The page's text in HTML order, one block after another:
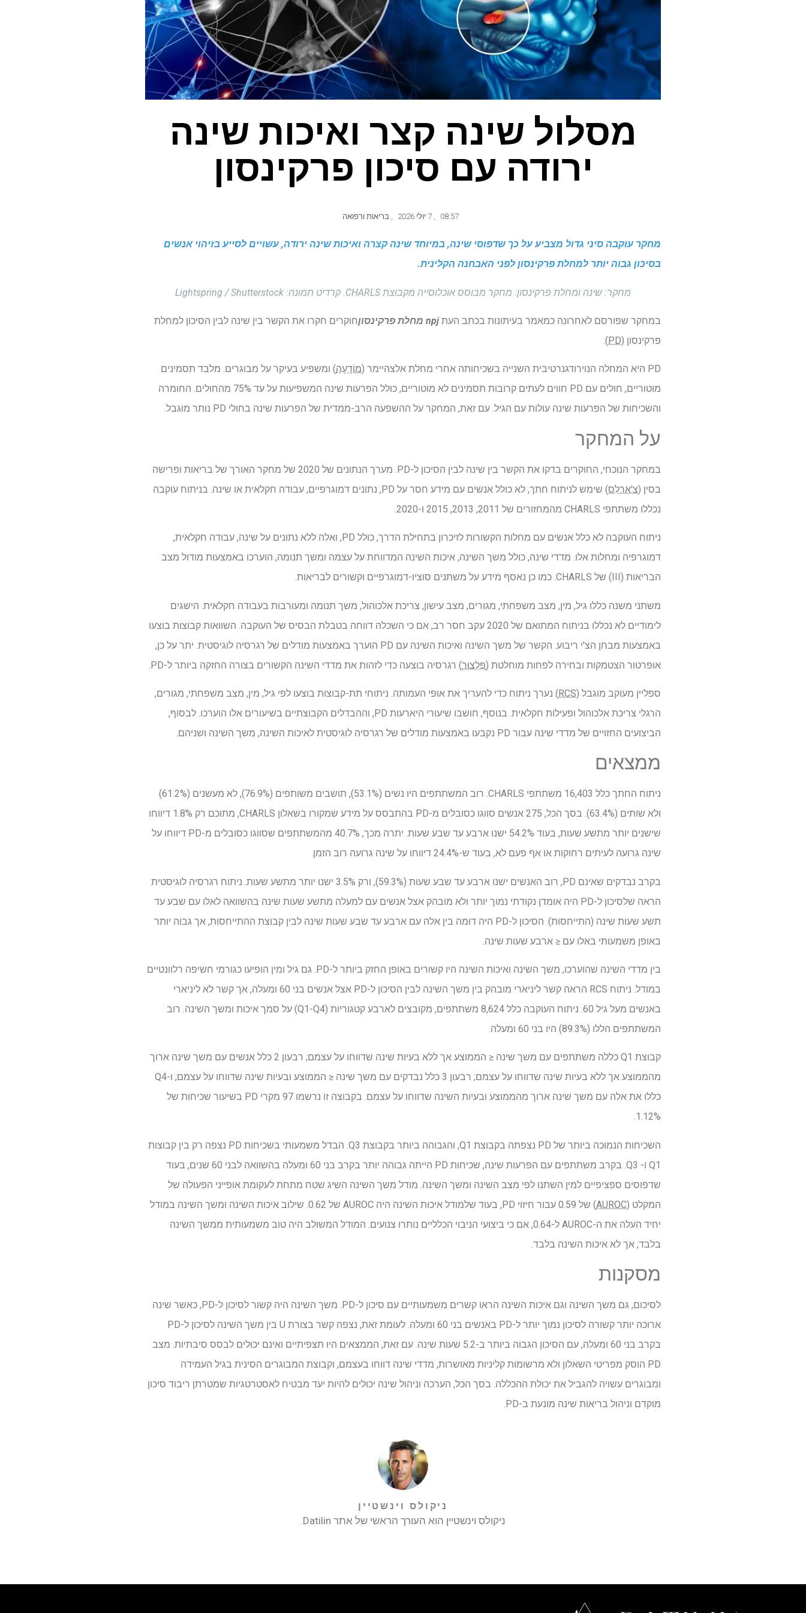
מסלול שינה קצר ואיכות שינה
ירודה עם סיכון פרקינסון
08:57
,
, בריאות ורפואה
מחקר עוקבה סיני גדול מצביע על כך שדפוסי שינה, במיוחד שינה קצרה ואיכות שינה ירודה, עשויים לסייע בזיהוי אנשים
בסיכון גבוה יותר למחלת פרקינסון לפני האבחנה הקלינית.
מחקר: שינה ומחלת פרקינסון: מחקר מבוסס אוכלוסייה מקבוצת CHARLS. קרדיט תמונה: Lightspring / Shutterstock
במחקר שפורסם לאחרונה כמאמר בעיתונות בכתב העת npj מחלת פרקינסון
חוקרים חקרו את הקשר בין שינה לבין הסיכון למחלת
פרקינסון (PD
).
PD היא המחלה הנוירודגנרטיבית השנייה בשכיחותה אחרי מחלת אלצהיימר ( מוֹדָעָה) ומשפיע בעיקר על מבוגרים. מלבד תסמינים
מוטוריים, חולים עם PD חווים לעתים קרובות תסמינים לא מוטוריים, כולל הפרעות שינה המשפיעות על עד 75% מהחולים. החומרה
והשכיחות של הפרעות שינה עולות עם הגיל. עם זאת, המחקר על ההשפעה הרב-ממדית של הפרעות שינה בחולי PD נותר מוגבל.
על המחקר
במחקר הנוכחי, החוקרים בדקו את הקשר בין שינה לבין הסיכון ל-PD. מערך הנתונים של 2020 של מחקר האורך של בריאות ופרישה
בסין (צ'ארלס
) שימש לניתוח חתך, לא כולל אנשים עם מידע חסר על PD, נתונים דמוגרפיים, עבודה חקלאית או שינה. בניתוח עוקבה
נכללו משתתפי CHARLS מהמחזורים של 2011, 2013, 2015 ו-2020.
ניתוח העוקבה לא כלל אנשים עם מחלות הקשורות לזיכרון בתחילת הדרך, כולל PD, ואלה ללא נתונים על שינה, עבודה חקלאית,
דמוגרפיה ומחלות אלו. מדדי שינה, כולל משך השינה, איכות השינה המדווחת על עצמה ומשך תנומה, הוערכו באמצעות מודול מצב
הבריאות (III) של CHARLS. כמו כן נאסף מידע על משתנים סוציו-דמוגרפיים וקשורים לבריאות.
משתני משנה כללו גיל, מין, מצב משפחתי, מגורים, מצב עישון, צריכת אלכוהול, משך תנומה ומעורבות בעבודה חקלאית. הישגים
לימודיים לא נכללו בניתוח המתואם של 2020 עקב חסר רב, אם כי השכלה דווחה בטבלת הבסיס של העוקבה. השוואות קבוצות בוצעו
באמצעות מבחן הצ'י ריבוע. הקשר של משך השינה ואיכות השינה עם PD הוערך באמצעות מודלים של רגרסיה לוגיסטית. יתר על כן,
אופרטור הצטמקות ובחירה לפחות מוחלטת (פְּלָצוּר) רגרסיה בוצעה כדי לזהות את מדדי השינה הקשורים בצורה החזקה ביותר ל-PD.
ספליין מעוקב מוגבל (RCS) נערך ניתוח כדי להעריך את אופי העמותה. ניתוחי תת-קבוצות בוצעו לפי גיל, מין, מצב משפחתי, מגורים,
הרגלי צריכת אלכוהול ופעילות חקלאית. בנוסף, חושבו שיעורי היארעות PD, וההבדלים הקבוצתיים בשיעורים אלו הוערכו. לבסוף,
הביצועים החזויים של מדדי שינה עבור PD נקבעו באמצעות מודלים של רגרסיה לוגיסטית לאיכות השינה, משך השינה ושניהם.
ממצאים
ניתוח החתך כלל 16,403 משתתפי CHARLS. רוב המשתתפים היו נשים (53.1%), תושבים משותפים (76.9%), לא מעשנים (61.2%)
ולא שותים (63.4%). בסך הכל, 275 אנשים סווגו כסובלים מ-PD בהתבסס על מידע שמקורו בשאלון CHARLS, מתוכם רק 1.8% דיווחו
שישנים יותר מתשע שעות, בעוד 54.2% ישנו ארבע עד שבע שעות. יתרה מכך, 40.7% מהמשתתפים שסווגו כסובלים מ-PD דיווחו על
שינה גרועה לעיתים רחוקות או אף פעם לא, בעוד ש-24.4% דיווחו על שינה גרועה רוב הזמן.
בקרב נבדקים שאינם PD, רוב האנשים ישנו ארבע עד שבע שעות (59.3%), ורק 3.5% ישנו יותר מתשע שעות. ניתוח רגרסיה לוגיסטית
הראה שלסיכון ל-PD היה אומדן נקודתי נמוך יותר ולא מובהק אצל אנשים עם למעלה מתשע שעות שינה בהשוואה לאלו עם שבע עד
תשע שעות שינה (התייחסות). הסיכון ל-PD היה דומה בין אלה עם ארבע עד שבע שעות שינה לבין קבוצת ההתייחסות, אך גבוה יותר
באופן משמעותי באלו עם ≤ ארבע שעות שינה.
בין מדדי השינה שהוערכו, משך השינה ואיכות השינה היו קשורים באופן החזק ביותר ל-PD. גם גיל ומין הופיעו כגורמי חשיפה רלוונטיים
במודל. ניתוח RCS הראה קשר ליניארי מובהק בין משך השינה לבין הסיכון ל-PD אצל אנשים בני 60 ומעלה, אך קשר לא ליניארי
באנשים מעל גיל 60. ניתוח העוקבה כלל 8,624 משתתפים, מקובצים לארבע קטגוריות (Q1-Q4) על סמך איכות ומשך השינה. רוב
המשתתפים הללו (89.3%) היו בני 60 ומעלה.
קבוצת Q1 כללה משתתפים עם משך שינה ≤ הממוצע אך ללא בעיות שינה שדווחו על עצמם; רבעון 2 כלל אנשים עם משך שינה ארוך
מהממוצע אך ללא בעיות שינה שדווחו על עצמם; רבעון 3 כלל נבדקים עם משך שינה ≤ הממוצע ובעיות שינה שדווחו על עצמם; ו-Q4
כללו את אלה עם משך שינה ארוך מהממוצע ובעיות השינה שדווחו על עצמם. בקבוצה זו נרשמו 97 מקרי PD בשיעור שכיחות של
1.12%.
השכיחות הנמוכה ביותר של PD נצפתה בקבוצת Q1, והגבוהה ביותר בקבוצת Q3. הבדל משמעותי בשכיחות PD נצפה רק בין קבוצות
Q1 ו- Q3. בקרב משתתפים עם הפרעות שינה, שכיחות PD הייתה גבוהה יותר בקרב בני 60 ומעלה בהשוואה לבני 60 שנים, בעוד
שדפוסים ספציפיים למין השתנו לפי מצב השינה ומשך השינה. מודל משך השינה השיג שטח מתחת לעקומת אופייני הפעולה של
המקלט (AUROC
) של 0.59 עבור חיזוי PD, בעוד שלמודל איכות השינה היה AUROC של 0.62. שילוב איכות השינה ומשך השינה במודל
יחיד העלה את ה-AUROC ל-0.64, אם כי ביצועי הניבוי הכלליים נותרו צנועים. המודל המשולב היה טוב משמעותית ממשך השינה
בלבד, אך לא איכות השינה בלבד.
מסקנות
לסיכום, גם משך השינה וגם איכות השינה הראו קשרים משמעותיים עם סיכון ל-PD. משך השינה היה קשור לסיכון ל-PD, כאשר שינה
ארוכה יותר קשורה לסיכון נמוך יותר ל-PD באנשים בני 60 ומעלה. לעומת זאת, נצפה קשר בצורת U בין משך השינה לסיכון ל-PD
בקרב בני 60 ומעלה, עם הסיכון הגבוה ביותר ב-5.2 שעות שינה. עם זאת, הממצאים היו תצפיתיים ואינם יכולים לבסס סיבתיות. מצב
PD הוסק מפריטי השאלון ולא מרשומות קליניות מאושרות, מדדי שינה דווחו בעצמם, וקבוצת המבוגרים הסינית בגיל העמידה
ומבוגרים עשויה להגביל את יכולת ההכללה. בסך הכל, הערכה וניהול שינה יכולים להיות יעד מבטיח לאסטרטגיות שמטרתן ריבוד סיכון
מוקדם וניהול בריאות שינה מונעת ב-PD.
ניקולס וינשטיין
ניקולס וינשטיין הוא העורך הראשי של אתר Datilin.